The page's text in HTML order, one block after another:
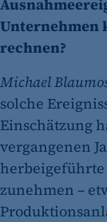
Unternehmen
rechnen?
Michael
solche
Einschätzung
vergangenen
herbeigeführte
zunehmen –